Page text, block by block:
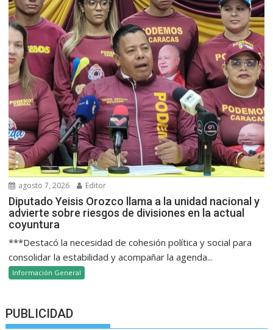
agosto 7, 2026 Editor
Diputado Yeisis Orozco llama a la unidad nacional y
advierte sobre riesgos de divisiones en la actual
coyuntura
***Destacó la necesidad de cohesión política y social para
consolidar la estabilidad y acompañar la agenda...
Información General
PUBLICIDAD